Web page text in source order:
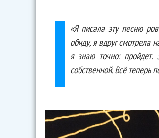
«Я писала эту песню
обиду, я вдруг смотрела
я знаю точно:
собственной. Всё теперь